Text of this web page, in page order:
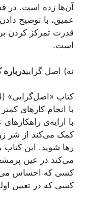
آن‌ها زده است. در
عمیق، با توضیح
قدرت تمرکز کردن
است.
نه) اصل گراییدرباره
با انجام کارهای
با ارايه‌ی
کمک می‌کند از شر
رها شوید. این
می‌کند در عین
کسی که احساس
کسی که در تعیین